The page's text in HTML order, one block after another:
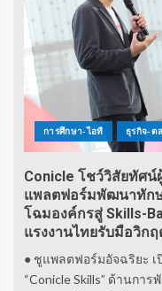
การศึกษา-ไอที ธุรกิจ-ต
Conicle โชว์วิสัยทัศน์
แพลตฟอร์มพัฒนาทัก
โฉมองค์กรสู่ Skills-
แรงงานไทยรับมือวิกฤ
● ชูแพลตฟอร์มอัจฉริยะ
“Conicle Skills” ด้านก